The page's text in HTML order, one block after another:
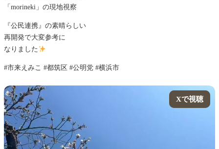
「morineki」の現地視察
『公民連携』の素晴らしい
再開発で大変参考に
なりました
#市来えみこ #都筑区 #公明党 #横浜市
Xで視聴
Xで視聴